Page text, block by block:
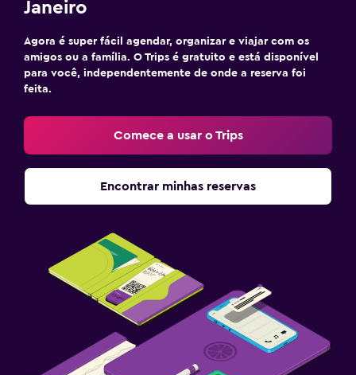
Janeiro
Agora é super fácil agendar, organizar e viajar com os
amigos ou a família. O Trips é gratuito e está disponível
para você, independentemente de onde a reserva foi
feita.
Comece a usar o Trips
Encontrar minhas reservas